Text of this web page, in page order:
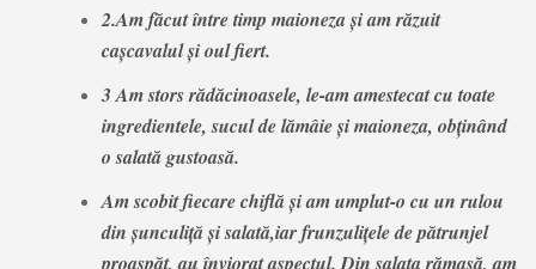
2.Am făcut între timp maioneza și am răzuit
cașcavalul și oul fiert.
3 Am stors rădăcinoasele, le-am amestecat cu toate
ingredientele, sucul de lămâie și maioneza, obținând
o salată gustoasă.
Am scobit fiecare chiflă și am umplut-o cu un rulou
din șunculiță și salată,iar frunzulițele de pătrunjel
proaspăt, au înviorat aspectul. Din salata rămasă, am